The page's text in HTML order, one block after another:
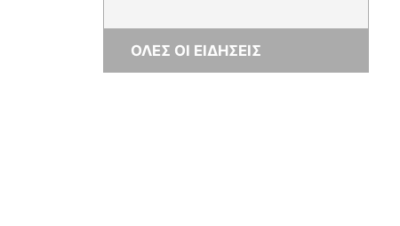
ΟΛΕΣ ΟΙ ΕΙΔΗΣΕΙΣ